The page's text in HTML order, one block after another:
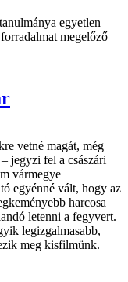
egyetlen
megelőző
vetné magát, még
jegyzi fel a császári
vármegye
egyénné vált, hogy az
harcosa
letenni a fegyvert.
legizgalmasabb,
meg kisfilmünk.